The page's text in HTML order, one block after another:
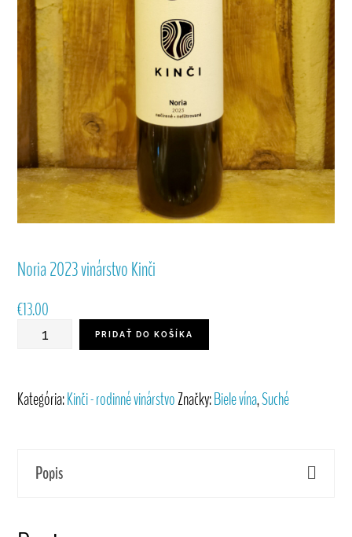
Noria 2023 vinárstvo Kinči
€13.00
množstvo
2023
PRIDAŤ DO KOŠÍKA
Kategória:Kinči - rodinné vinárstvoZnačky:Biele vína,Suché
Popis